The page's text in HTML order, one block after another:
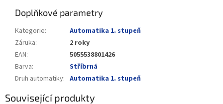
Doplňkové parametry
Kategorie:
Automatika 1. stupeň
Záruka:
2 roky
EAN:
5055538801426
Barva:
Stříbrná
Druh automatiky: Automatika 1. stupeň
Související produkty